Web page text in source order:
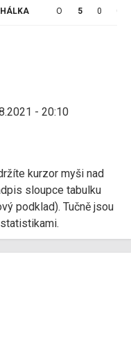
O 5 0 0
- 20:10
kurzor myši nad
sloupce tabulku
podklad). Tučně jsou